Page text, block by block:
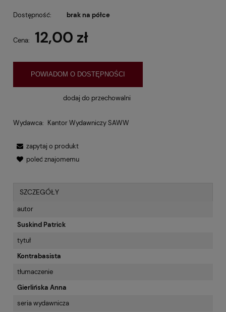
Dostępność: brak na półce
Cena: 12,00 zł
POWIADOM O DOSTĘPNOŚCI
dodaj do przechowalni
Wydawca: Kantor Wydawniczy SAWW
zapytaj o produkt
poleć znajomemu
SZCZEGÓŁY
autor
Suskind Patrick
tytuł
Kontrabasista
tłumaczenie
Gierlińska Anna
seria wydawnicza